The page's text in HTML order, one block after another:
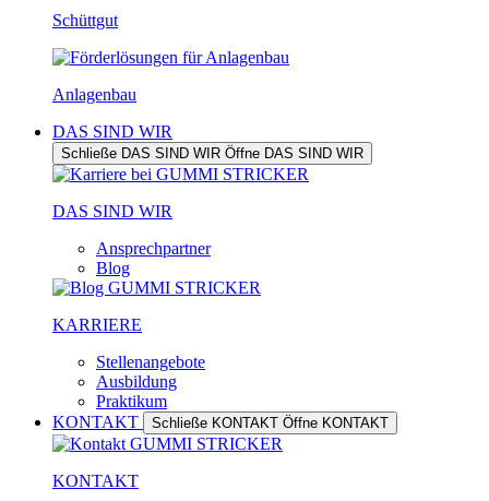
Schüttgut
Anlagenbau
DAS SIND WIR
Schließe DAS SIND WIR Öffne DAS SIND WIR
DAS SIND WIR
Ansprechpartner
Blog
KARRIERE
Stellenangebote
Ausbildung
Praktikum
KONTAKT
Schließe KONTAKT Öffne KONTAKT
KONTAKT